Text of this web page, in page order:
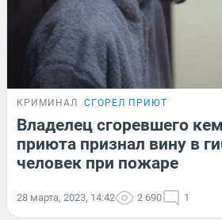
КРИМИНАЛ СГОРЕЛ ПРИЮТ
Владелец сгоревшего
приюта признал вину в
человек при пожаре
28 марта, 2023, 14:42 2 690 1